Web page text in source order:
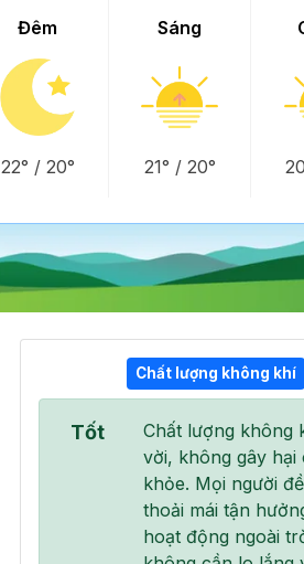
Đêm
22° / 20°
Sáng
21° / 20°
19:00 20:00
23° /
Chất lượng không khí
Tốt
Chất lượng không
vời, không gây hại
khỏe. Mọi người
thoải mái tận
hoạt động ngoài